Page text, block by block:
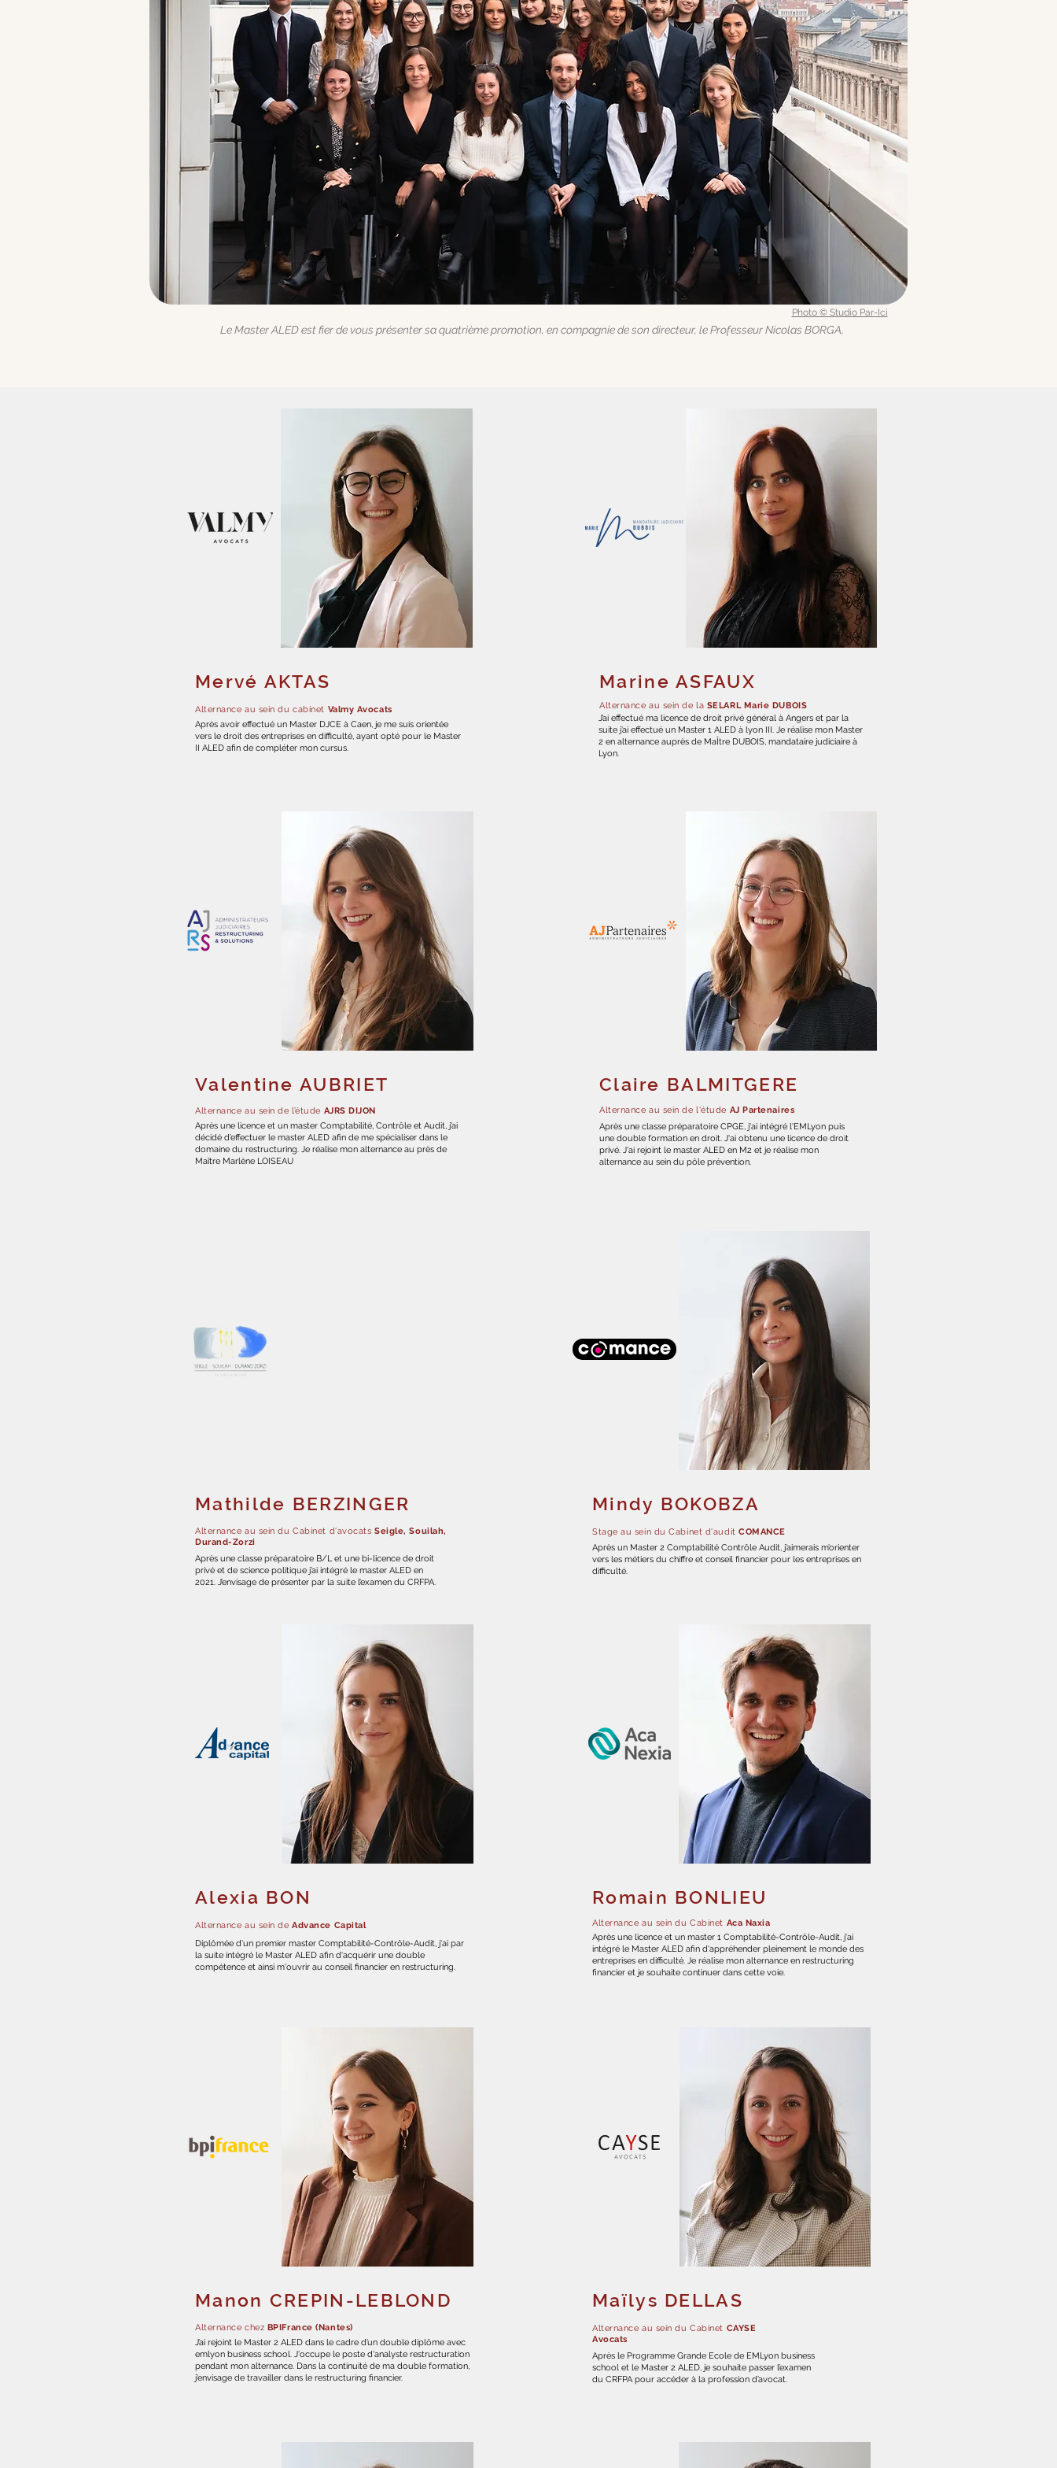
Le Master ALED est fier de vous présenter sa quatrième promotion, en compagnie de son directeur, le Professeur Nicolas BORGA,
Photo © Studio Par-Ici
Mervé AKTAS
Alternance au sein du cabinet Valmy Avocats
Après avoir effectué un Master DJCE à Caen, je me suis orientée
vers le droit des entreprises en difficulté, ayant opté pour le Master
II ALED afin de compléter mon cursus.
Valentine AUBRIET
Alternance au sein del’étude AJRS DIJON
Après une licence et un master Comptabilité, Contrôle et Audit, j’ai
décidé d’effectuer le master ALED afin de me spécialiser dans le
domaine du restructuring. Je réalise mon alternance au près de
Maître Marlène LOISEAU
Mathilde BERZINGER
Alternance au sein du Cabinet d'avocats Seigle, Souilah,
Durand-Zorzi
Après une classe préparatoire B/L et une bi-licence de droit
privé et de science politique j’ai intégré le master ALED en
2021. J’envisage de présenter par la suite l’examen du CRFPA.
Alexia BON
Alternance au sein de Advance Capital
Diplômée d'un premier master Comptabilité-Contrôle-Audit, j'ai par
la suite intégré le Master ALED afin d'acquérir une double
compétence et ainsi m'ouvrir au conseil financier en restructuring.
Manon CREPIN-LEBLOND
Alternance chez BPIFrance (Nantes)
J’ai rejoint le Master 2 ALED dans le cadre d’un double diplôme avec
emlyon business school. J'occupe le poste d'analyste restructuration
pendant mon alternance. Dans la continuité de ma double formation,
j’envisage de travailler dans le restructuring financier.
Marine ASFAUX
J’ai effectué ma licence de droit privé général à Angers et par la
suite j’ai effectué un Master 1 ALED à lyon III. Je réalise mon Master
2 en alternance auprès de MaÎtre DUBOIS, mandataire judiciaire à
Lyon.
Alternance au sein de la SELARL Marie DUBOIS
Claire BALMITGERE
Alternance au sein de l'étude AJ Partenaires
Après une classe préparatoire CPGE, j'ai intégré l'EMLyon puis
une double formation en droit. J'ai obtenu une licence de droit
privé. J'ai rejoint le master ALED en M2 et je réalise mon
alternance au sein du pôle prévention.
Mindy BOKOBZA
Stage au sein du Cabinet d'auditCOMANCE
Après un Master 2 Comptabilité Contrôle Audit, j’aimerais m’orienter
vers les métiers du chiffre et conseil financier pour les entreprises en
difficulté.
Romain BONLIEU
Alternance au sein du Cabinet Aca Naxia
Après une licence et un master 1 Comptabilité-Contrôle-Audit, j'ai
intégré le Master ALED afin d'appréhender pleinement le monde des
entreprises en difficulté. Je réalise mon alternance en restructuring
financier et je souhaite continuer dans cette voie.
Maïlys DELLAS
Alternance au sein du Cabinet CAYSE
Avocats
Après le Programme Grande Ecole de EMLyon business
school et le Master 2 ALED, je souhaite passer l’examen
du CRFPA pour accéder à la profession d’avocat.